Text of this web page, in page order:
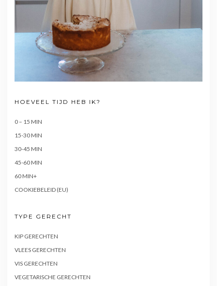
HOEVEEL TIJD HEB IK?
0 – 15 MIN
15-30 MIN
30-45 MIN
45-60 MIN
60 MIN+
COOKIEBELEID (EU)
TYPE GERECHT
KIP GERECHTEN
VLEES GERECHTEN
VIS GERECHTEN
VEGETARISCHE GERECHTEN